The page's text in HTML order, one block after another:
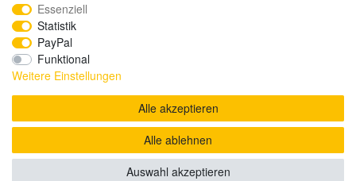
© Copyright 2020 send-it-2-me.de. Alle Rechte vorbehalten.
Essenziell
Statistik
PayPal
Funktional
Weitere Einstellungen
Alle akzeptieren
Alle ablehnen
Auswahl akzeptieren